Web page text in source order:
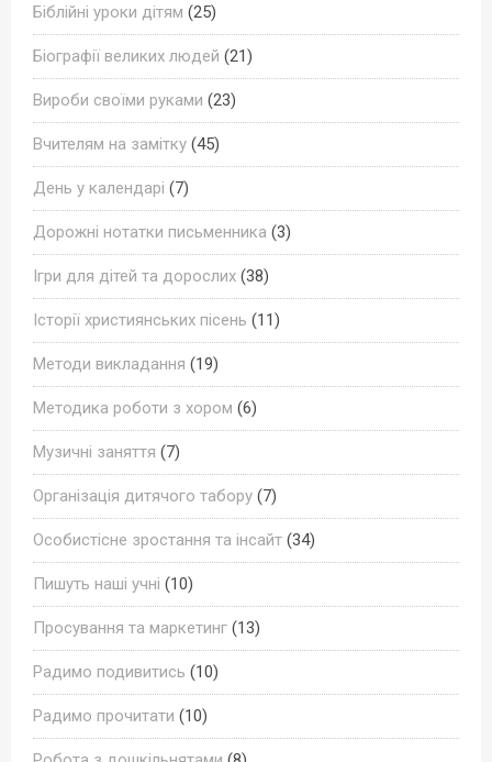
Біблійні уроки дітям (25)
Біографії великих людей (21)
Вироби своїми руками (23)
Вчителям на замітку (45)
День у календарі (7)
Дорожні нотатки письменника (3)
Ігри для дітей та дорослих (38)
Історії християнських пісень (11)
Методи викладання (19)
Методика роботи з хором (6)
Музичні заняття (7)
Організація дитячого табору (7)
Особистісне зростання та інсайт (34)
Пишуть наші учні (10)
Просування та маркетинг (13)
Радимо подивитись (10)
Радимо прочитати (10)